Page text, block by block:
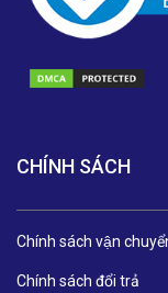
CHÍNH SÁCH
Chính sách vận
Chính sách đổi trả